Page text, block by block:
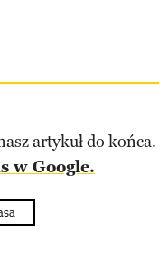
artykuł do końca.
w Google.